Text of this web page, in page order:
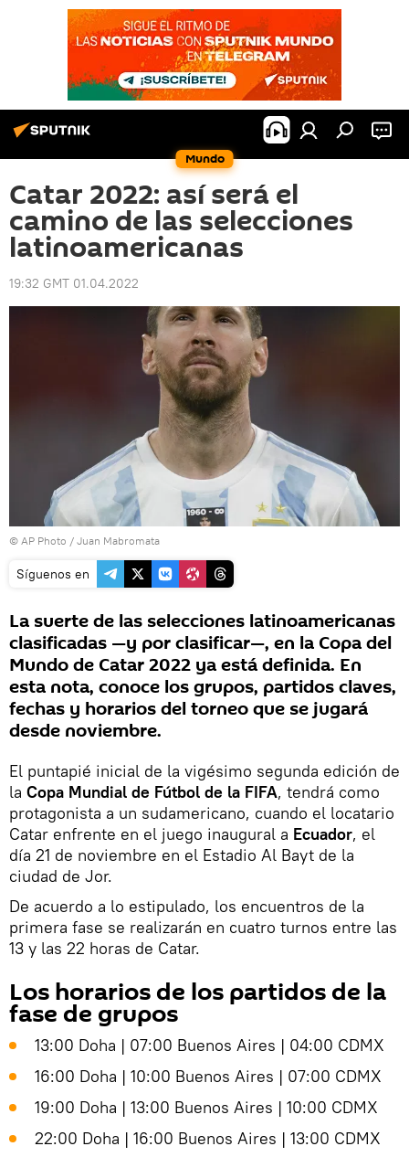
Mundo
Catar 2022: así será el
camino de las selecciones
latinoamericanas
19:32 GMT 01.04.2022
© AP Photo / Juan Mabromata
Síguenos en
La suerte de las selecciones latinoamericanas
clasificadas —y por clasificar—, en la Copa del
Mundo de Catar 2022 ya está definida. En
esta nota, conoce los grupos, partidos claves,
fechas y horarios del torneo que se jugará
desde noviembre.
El puntapié inicial de la vigésimo segunda edición de
la Copa Mundial de Fútbol de la FIFA, tendrá como
protagonista a un sudamericano, cuando el locatario
Catar enfrente en el juego inaugural a Ecuador, el
día 21 de noviembre en el Estadio Al Bayt de la
ciudad de Jor.
De acuerdo a lo estipulado, los encuentros de la
primera fase se realizarán en cuatro turnos entre las
13 y las 22 horas de Catar.
Los horarios de los partidos de la
fase de grupos
13:00 Doha | 07:00 Buenos Aires | 04:00 CDMX
16:00 Doha | 10:00 Buenos Aires | 07:00 CDMX
19:00 Doha | 13:00 Buenos Aires | 10:00 CDMX
22:00 Doha | 16:00 Buenos Aires | 13:00 CDMX